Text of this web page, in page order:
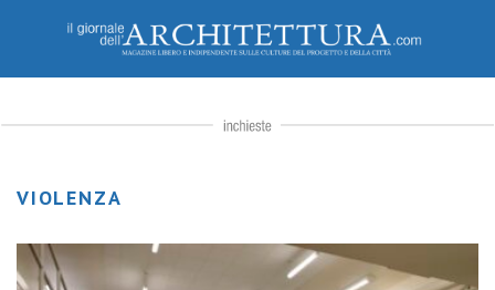
VIOLENZA